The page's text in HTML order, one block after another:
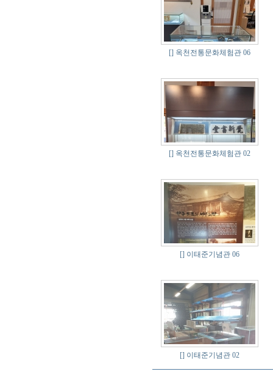
[] 옥천전통문화체험관 06
[] 옥천전통문화체험관 02
[] 이태준기념관 06
[] 이태준기념관 02